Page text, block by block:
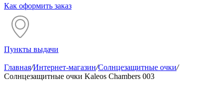
Как оформить заказ
Пункты выдачи
Главная/Интернет-магазин/Солнцезащитные очки/
Солнцезащитные очки Kaleos Chambers 003